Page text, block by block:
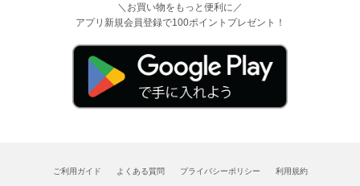
＼お買い物をもっと便利に／
アプリ新規会員登録で100ポイントプレゼント！
ご利用ガイド よくある質問 プライバシーポリシー 利用規約